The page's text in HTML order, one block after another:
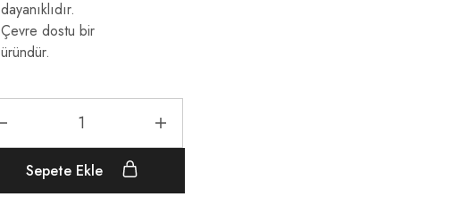
dayanıklıdır.
Çevre dostu bir
üründür.
Sepete Ekle